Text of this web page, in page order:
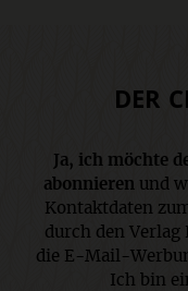
DER
Ja, ich möchte
abonnierenund
Kontaktdaten
durch den Verlag
die E-Mail-
Ich bin